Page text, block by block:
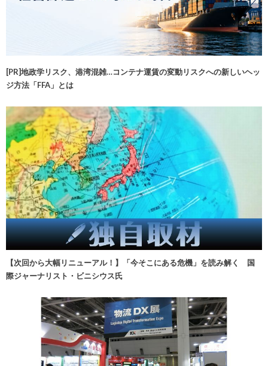
[PR]地政学リスク、港湾混雑…コンテナ運賃の変動リスクへの新しいヘッ
ジ方法「FFA」とは
【次回から大幅リニューアル！】「今そこにある危機」を読み解く 国
際ジャーナリスト・ビニシウス氏